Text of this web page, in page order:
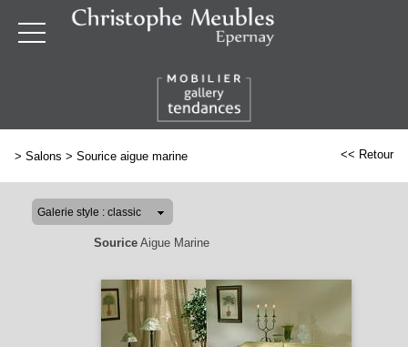
> Salons > Sourice aigue marine << Retour
SouriceAigue Marine